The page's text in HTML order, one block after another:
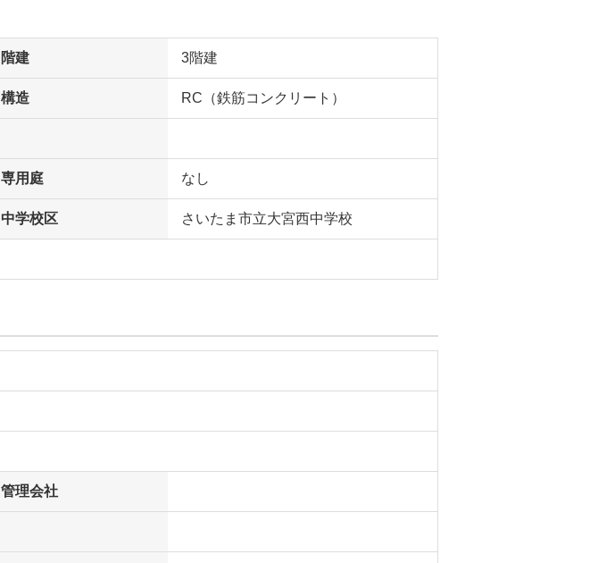
階建 3階建
構造 RC（鉄筋コンクリート）
専用庭 なし
中学校区 さいたま市立大宮西中学校
管理会社